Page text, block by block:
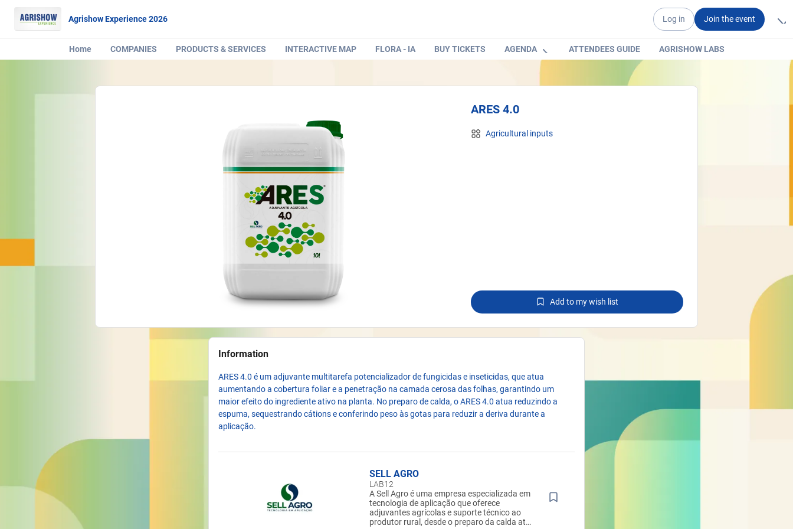
Agrishow Experience 2026 Log in Join the event
Home COMPANIES PRODUCTS & SERVICES INTERACTIVE MAP FLORA - IA BUY TICKETS AGENDA ATTENDEES GUIDE AGRISHOW LABS
ARES 4.0
Agricultural inputs
Add to my wish list
Information
ARES 4.0 é um adjuvante multitarefa potencializador de fungicidas e inseticidas, que atua
aumentando a cobertura foliar e a penetração na camada cerosa das folhas, garantindo um
maior efeito do ingrediente ativo na planta. No preparo de calda, o ARES 4.0 atua reduzindo a
espuma, sequestrando cátions e conferindo peso às gotas para reduzir a deriva durante a
aplicação.
SELL AGRO
LAB12
A Sell Agro é uma empresa especializada em
tecnologia de aplicação que oferece
adjuvantes agrícolas e suporte técnico ao
produtor rural, desde o preparo da calda até